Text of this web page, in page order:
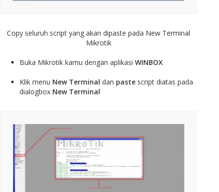
Copy seluruh script yang akan dipaste pada New Terminal
Mikrotik
Buka Mikrotik kamu dengan aplikasi WINBOX
Klik menu New Terminal dan paste script diatas pada
dialogbox New Terminal